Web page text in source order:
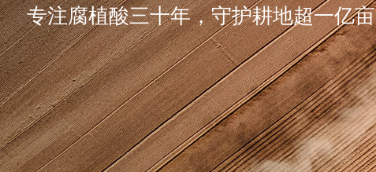
专注腐植酸三十年，守护耕地超一亿亩